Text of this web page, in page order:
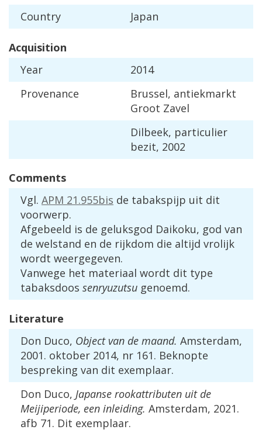
Country Japan
Acquisition
Year
2014
Provenance
Brussel, antiekmarkt
Groot Zavel
Dilbeek, particulier
bezit, 2002
Comments
Vgl. APM 21.955bis de tabakspijp uit dit
voorwerp.
Afgebeeld is de geluksgod Daikoku, god van
de welstand en de rijkdom die altijd vrolijk
wordt weergegeven.
Vanwege het materiaal wordt dit type
tabaksdoos senryuzutsu genoemd.
Literature
Don Duco, Object van de maand. Amsterdam,
2001. oktober 2014, nr 161. Beknopte
bespreking van dit exemplaar.
Don Duco, Japanse rookattributen uit de
Meijiperiode, een inleiding. Amsterdam, 2021.
afb 71. Dit exemplaar.